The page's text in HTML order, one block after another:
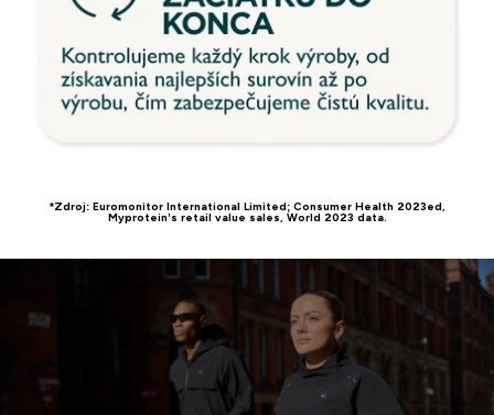
*Zdroj: Euromonitor International Limited; Consumer Health 2023ed,
Myprotein’s retail value sales, World 2023 data.